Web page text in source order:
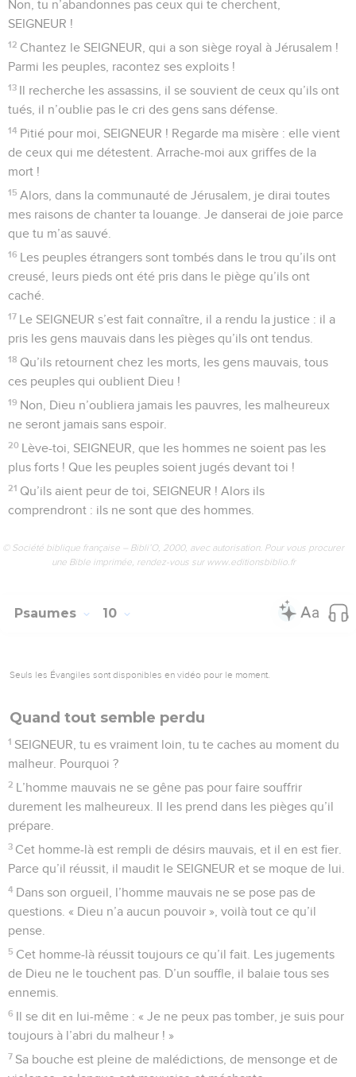
Non, tu n’abandonnes pas ceux qui te cherchent,
SEIGNEUR !
12 Chantez le SEIGNEUR, qui a son siège royal à Jérusalem !
Parmi les peuples, racontez ses exploits !
13 Il recherche les assassins, il se souvient de ceux qu’ils ont
tués, il n’oublie pas le cri des gens sans défense.
14 Pitié pour moi, SEIGNEUR ! Regarde ma misère : elle vient
de ceux qui me détestent. Arrache-moi aux griffes de la
mort !
15 Alors, dans la communauté de Jérusalem, je dirai toutes
mes raisons de chanter ta louange. Je danserai de joie parce
que tu m’as sauvé.
16 Les peuples étrangers sont tombés dans le trou qu’ils ont
creusé, leurs pieds ont été pris dans le piège qu’ils ont
caché.
17 Le SEIGNEUR s’est fait connaître, il a rendu la justice : il a
pris les gens mauvais dans les pièges qu’ils ont tendus.
18 Qu’ils retournent chez les morts, les gens mauvais, tous
ces peuples qui oublient Dieu !
19 Non, Dieu n’oubliera jamais les pauvres, les malheureux
ne seront jamais sans espoir.
20 Lève-toi, SEIGNEUR, que les hommes ne soient pas les
plus forts ! Que les peuples soient jugés devant toi !
21 Qu’ils aient peur de toi, SEIGNEUR ! Alors ils
comprendront : ils ne sont que des hommes.
© Société biblique française – Bibli’O, 2000, avec autorisation. Pour vous procurer
une Bible imprimée, rendez-vous sur www.editionsbiblio.fr
Psaumes 10
Seuls les Évangiles sont disponibles en vidéo pour le moment.
Quand tout semble perdu
1 SEIGNEUR, tu es vraiment loin, tu te caches au moment du
malheur. Pourquoi ?
2 L’homme mauvais ne se gêne pas pour faire souffrir
durement les malheureux. Il les prend dans les pièges qu’il
prépare.
3 Cet homme-là est rempli de désirs mauvais, et il en est fier.
Parce qu’il réussit, il maudit le SEIGNEUR et se moque de lui.
4 Dans son orgueil, l’homme mauvais ne se pose pas de
questions. « Dieu n’a aucun pouvoir », voilà tout ce qu’il
pense.
5 Cet homme-là réussit toujours ce qu’il fait. Les jugements
de Dieu ne le touchent pas. D’un souffle, il balaie tous ses
ennemis.
6 Il se dit en lui-même : « Je ne peux pas tomber, je suis pour
toujours à l’abri du malheur ! »
7 Sa bouche est pleine de malédictions, de mensonge et de